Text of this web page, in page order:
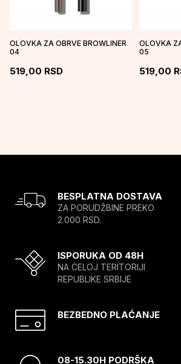
OLOVKA ZA OBRVE BROWLINER
04
519,00 RSD
OLOVKA
05
519,00
BESPLATNA DOSTAVA
ZA PORUDŽBINE PREKO
2.000 RSD.
ISPORUKA OD 48H
NA CELOJ TERITORIJI
REPUBLIKE SRBIJE
BEZBEDNO PLAĆANJE
08-15.30H PODRŠKA